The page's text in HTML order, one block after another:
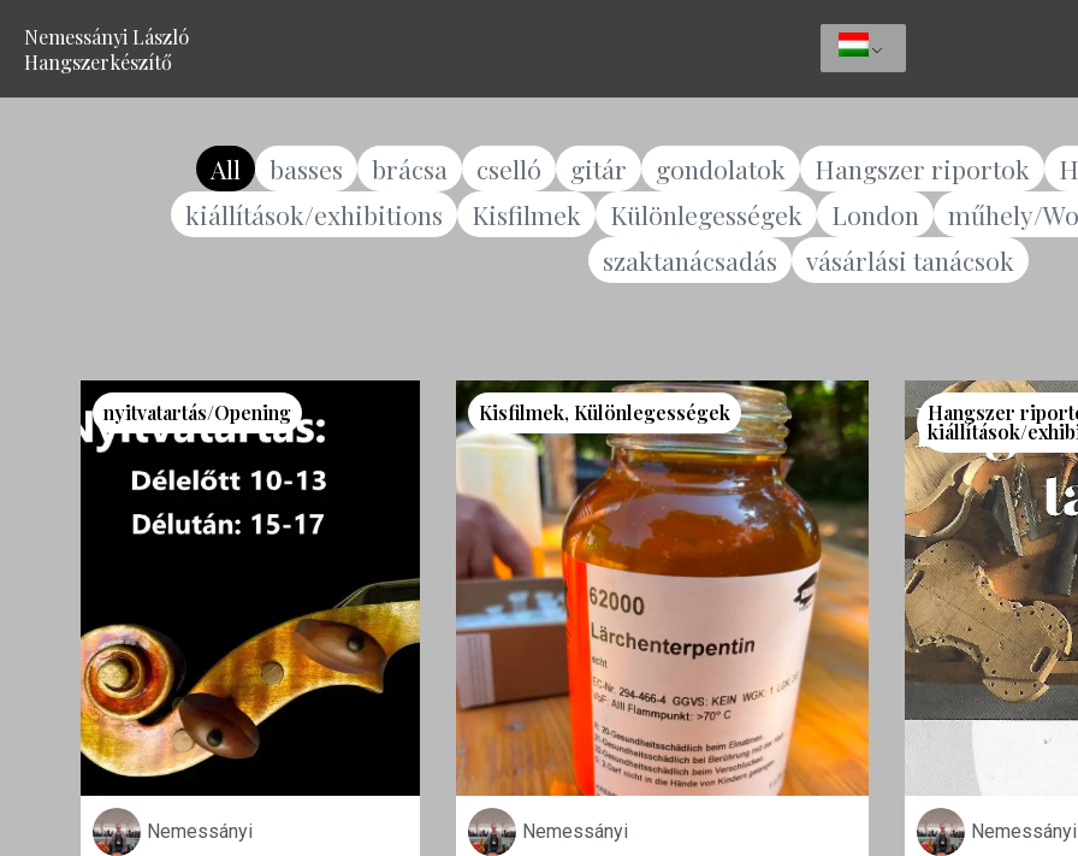
Nemessányi László
Hangszerkészítő
basses brácsa cselló gitár gondolatok Hangszer riportok
kiállítások/exhibitions
Kisfilmek Különlegességek London műhely/
szaktanácsadás
vásárlási tanácsok
All
nyitvatartás/Opening
Nemessányi
Kisfilmek, Különlegességek
Nemessányi
Hangszer
kiállítások/
Nemessányi